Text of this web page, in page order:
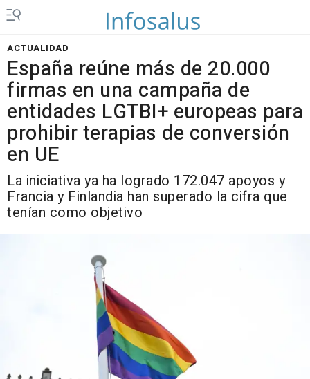
ACTUALIDAD
España reúne más de 20.000
firmas en una campaña de
entidades LGTBI+ europeas para
prohibir terapias de conversión
en UE
La iniciativa ya ha logrado 172.047 apoyos y
Francia y Finlandia han superado la cifra que
tenían como objetivo